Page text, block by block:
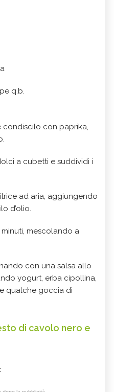
q.b.
condiscilo con paprika,
a cubetti e suddividi i
ad aria, aggiungendo
d’olio.
minuti, mescolando a
con una salsa allo
yogurt, erba cipollina,
qualche goccia di
di cavolo nero e